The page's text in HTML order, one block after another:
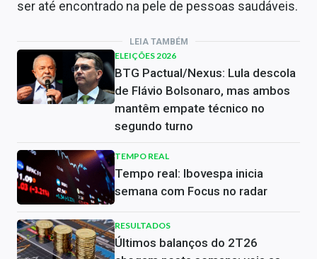
ser até encontrado na pele de pessoas saudáveis.
LEIA TAMBÉM
ELEIÇÕES 2026
BTG Pactual/Nexus: Lula descola
de Flávio Bolsonaro, mas ambos
mantêm empate técnico no
segundo turno
TEMPO REAL
Tempo real: Ibovespa inicia
semana com Focus no radar
RESULTADOS
Últimos balanços do 2T26